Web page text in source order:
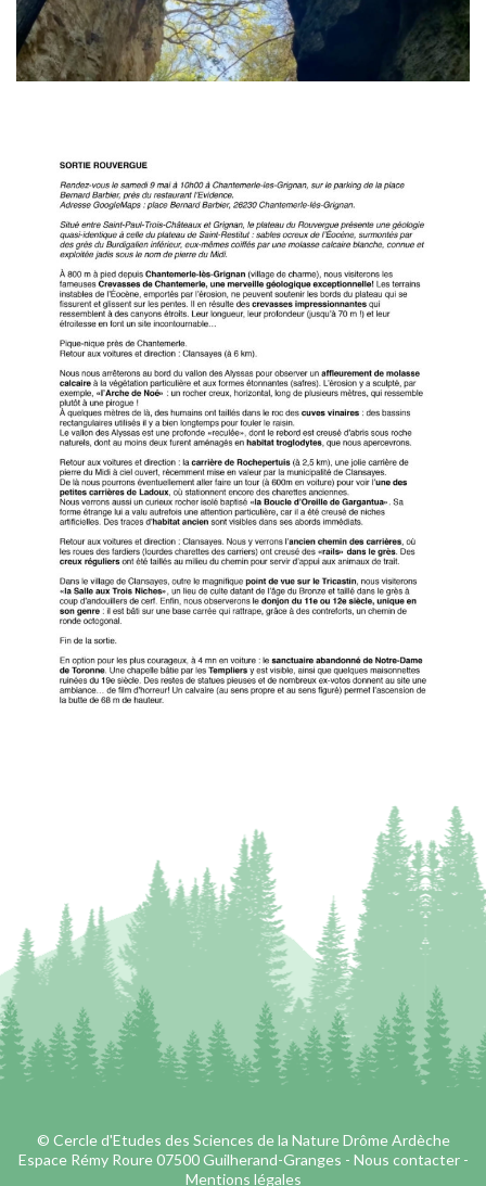
© Cercle d'Etudes des Sciences de la Nature Drôme Ardèche
Espace Rémy Roure 07500 Guilherand-Granges - Nous contacter-
Mentions légales